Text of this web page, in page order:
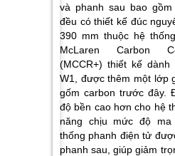
và phanh sau bao
đều có thiết kế đúc
390 mm thuộc hệ
McLaren Carbon
(MCCR+) thiết kế
W1, được thêm một lớp
gốm carbon trước đây.
độ bền cao hơn cho hệ
năng chịu mức độ
thống phanh điện tử
phanh sau, giúp giảm